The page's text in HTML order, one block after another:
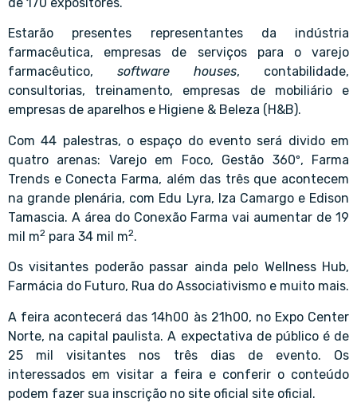
Estarão presentes representantes da indústria
farmacêutica, empresas de serviços para o varejo
farmacêutico, software houses, contabilidade,
consultorias, treinamento, empresas de mobiliário e
empresas de aparelhos e Higiene & Beleza (H&B).
Com 44 palestras, o espaço do evento será divido em
quatro arenas: Varejo em Foco, Gestão 360º, Farma
Trends e Conecta Farma, além das três que acontecem
na grande plenária, com Edu Lyra, Iza Camargo e Edison
Tamascia. A área do Conexão Farma vai aumentar de 19
mil m2 para 34 mil m2.
Os visitantes poderão passar ainda pelo Wellness Hub,
Farmácia do Futuro, Rua do Associativismo e muito mais.
A feira acontecerá das 14h00 às 21h00, no Expo Center
Norte, na capital paulista. A expectativa de público é de
25 mil visitantes nos três dias de evento. Os
interessados em visitar a feira e conferir o conteúdo
podem fazer sua inscrição no site oficial site oficial.